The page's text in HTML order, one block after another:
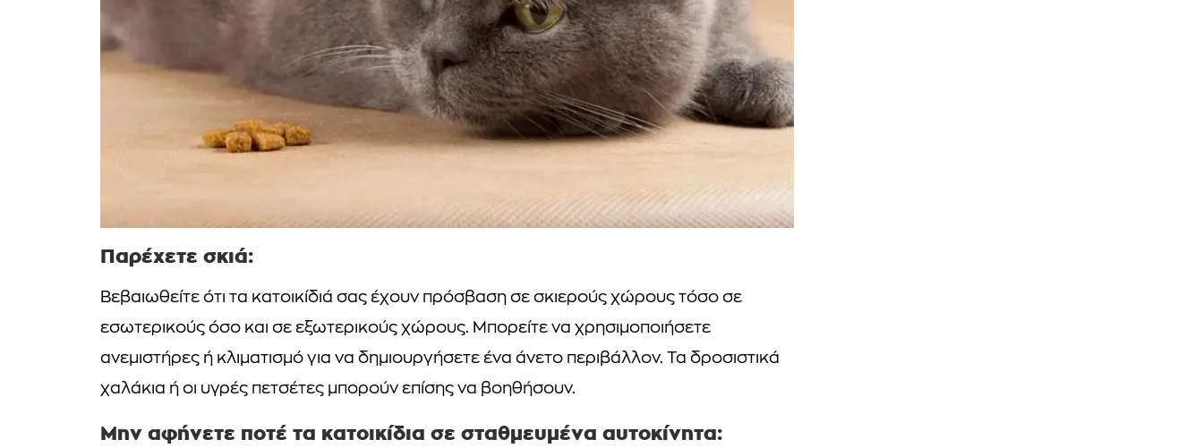
Παρέχετε σκιά:
Βεβαιωθείτε ότι τα κατοικίδιά σας έχουν πρόσβαση σε σκιερούς χώρους τόσο σε
εσωτερικούς όσο και σε εξωτερικούς χώρους. Μπορείτε να χρησιμοποιήσετε
ανεμιστήρες ή κλιματισμό για να δημιουργήσετε ένα άνετο περιβάλλον. Τα δροσιστικά
χαλάκια ή οι υγρές πετσέτες μπορούν επίσης να βοηθήσουν.
Μην αφήνετε ποτέ τα κατοικίδια σε σταθμευμένα αυτοκίνητα: